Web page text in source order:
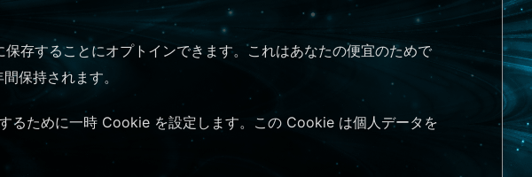
存することにオプトインできます。これはあなたの便宜のためで
保持されます。
るために一時 Cookie を設定します。この Cookie は個人データを